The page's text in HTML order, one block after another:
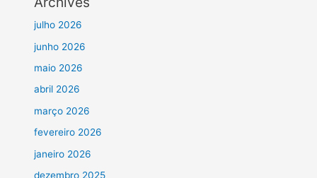
julho 2026
junho 2026
maio 2026
abril 2026
março 2026
fevereiro 2026
janeiro 2026
dezembro 2025